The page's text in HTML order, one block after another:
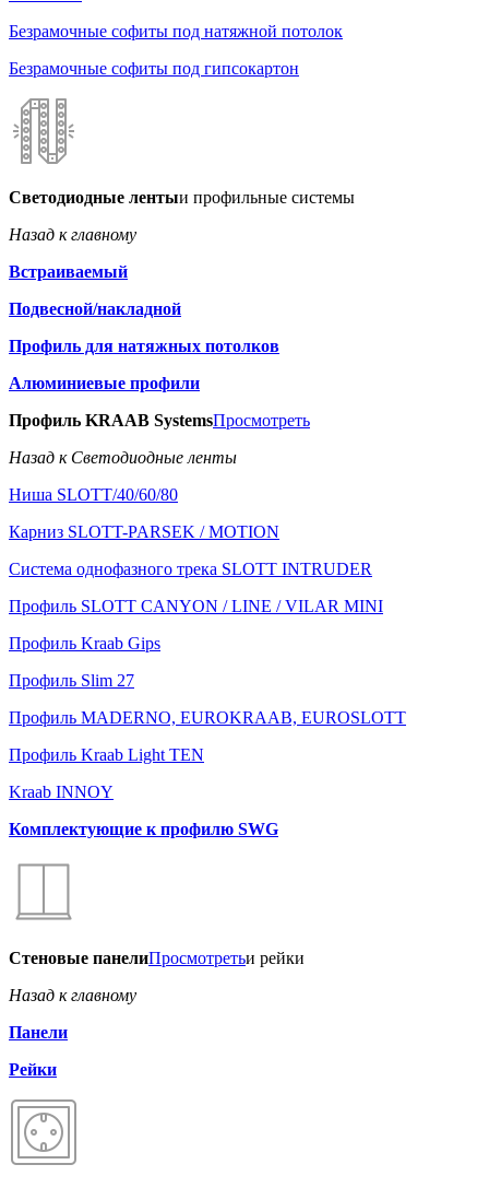
Безрамочные софиты под натяжной потолок
Безрамочные софиты под гипсокартон
Светодиодные лентыи профильные системы
Назад к главному
Встраиваемый
Подвесной/накладной
Профиль для натяжных потолков
Алюминиевые профили
Профиль KRAAB SystemsПросмотреть
Назад к Светодиодные ленты
Ниша SLOTT/40/60/80
Карниз SLOTT-PARSEK / MOTION
Система однофазного трека SLOTT INTRUDER
Профиль SLOTT CANYON / LINE / VILAR MINI
Профиль Kraab Gips
Профиль Slim 27
Профиль MADERNO, EUROKRAAB, EUROSLOTT
Профиль Kraab Light TEN
Kraab INNOY
Комплектующие к профилю SWG
Стеновые панелиПросмотретьи рейки
Назад к главному
Панели
Рейки